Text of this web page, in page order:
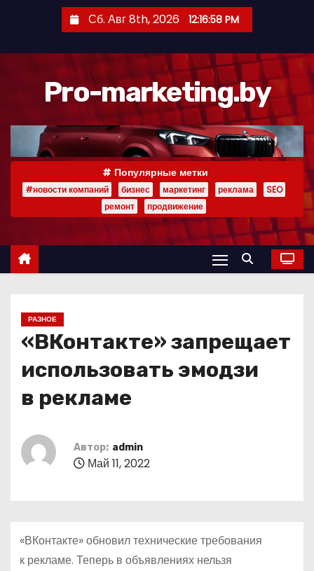
р
Сб. Авг 8th, 2026 12:16:59 PM
Pro-marketing.by
Популярные метки
#новости компаний бизнес маркетинг реклама
SEO
ремонт
продвижение
РАЗНОЕ
«ВКонтакте» запрещает
использовать эмодзи
в рекламе
Автор: admin
Май 11, 2022
«ВКонтакте» обновил технические требования
к рекламе. Теперь в объявлениях нельзя